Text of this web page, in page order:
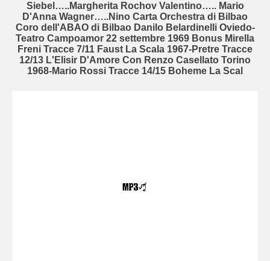
Siebel…..Margherita Rochov Valentino….. Mario
D'Anna Wagner…..Nino Carta Orchestra di Bilbao
Coro dell'ABAO di Bilbao Danilo Belardinelli Oviedo-
Teatro Campoamor 22 settembre 1969 Bonus Mirella
Freni Tracce 7/11 Faust La Scala 1967-Pretre Tracce
12/13 L'Elisir D'Amore Con Renzo Casellato Torino
1968-Mario Rossi Tracce 14/15 Boheme La Scal